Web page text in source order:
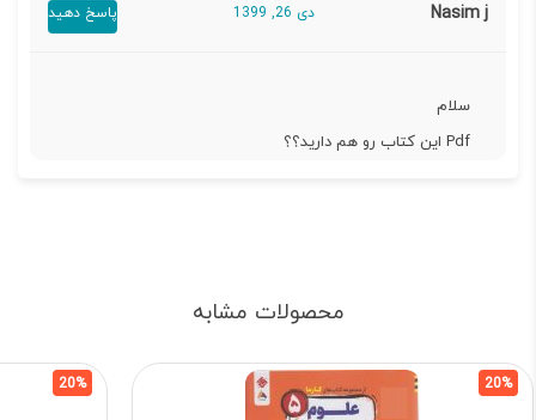
Nasim j دی 26, 1399 پاسخ دهید
سلام
Pdf این کتاب رو هم دارید؟؟
محصولات مشابه
20%
20%